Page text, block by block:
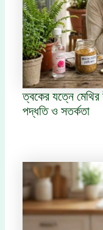
ত্বকের যত্নে মেথির
পদ্ধতি ও সতর্কতা